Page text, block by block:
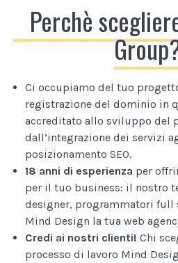
Perchè
Ci occupiamo del tuo
registrazione del dominio in
accreditato allo sviluppo del
dall’integrazione dei servizi
posizionamento SEO.
18 anni di esperienza per
per il tuo business: il nostro
designer, programmatori full
Mind Design la tua web
Credi ai nostri clienti! Chi
processo di lavoro Mind